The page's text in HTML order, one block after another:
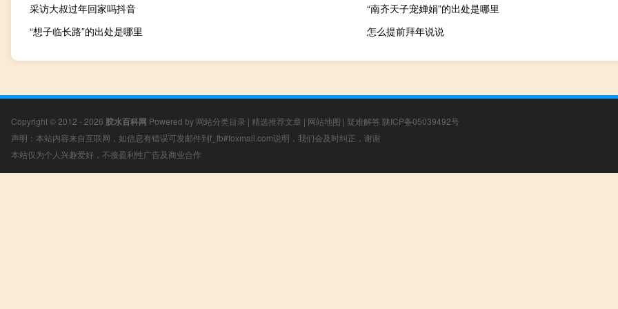
采访大叔过年回家吗抖音
“南齐天子宠婵娟”的出处是哪里
“想子临长路”的出处是哪里
怎么提前拜年说说
Copyright © 2012 - 2026 胶水百科网 Powered by 网站分类目录 | 精选推荐文章 | 网站地图 | 疑难解答 陕ICP备05039492号
声明：本站内容来自互联网，如信息有错误可发邮件到f_fb#foxmail.com说明，我们会及时纠正，谢谢
本站仅为个人兴趣爱好，不接盈利性广告及商业合作